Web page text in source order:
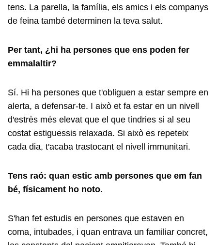
tens. La parella, la família, els amics i els companys
de feina també determinen la teva salut.
Per tant, ¿hi ha persones que ens poden fer
emmalaltir?
Sí. Hi ha persones que t'obliguen a estar sempre en
alerta, a defensar-te. I això et fa estar en un nivell
d'estrès més elevat que el que tindries si al seu
costat estiguessis relaxada. Si això es repeteix
cada dia, t'acaba trastocant el nivell immunitari.
Tens raó: quan estic amb persones que em fan
bé, físicament ho noto.
S'han fet estudis en persones que estaven en
coma, intubades, i quan entrava un familiar concret,